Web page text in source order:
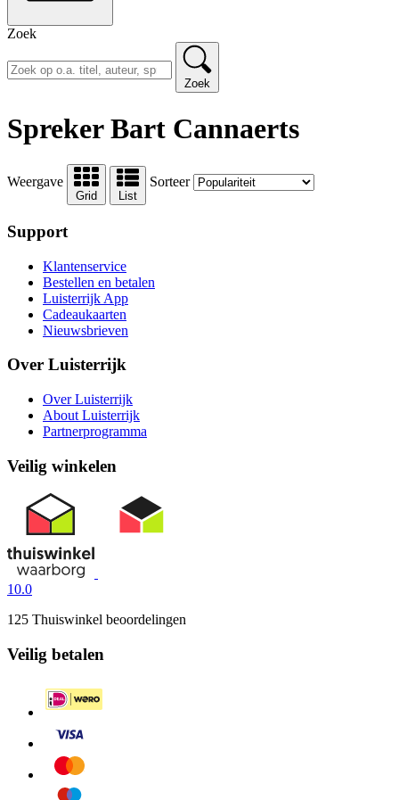
Zoek
Zoek
Spreker Bart Cannaerts
Weergave
Grid List
Sorteer
Support
Klantenservice
Bestellen en betalen
Luisterrijk App
Cadeaukaarten
Nieuwsbrieven
Over Luisterrijk
Over Luisterrijk
About Luisterrijk
Partnerprogramma
Veilig winkelen
10.0
125 Thuiswinkel beoordelingen
Veilig betalen